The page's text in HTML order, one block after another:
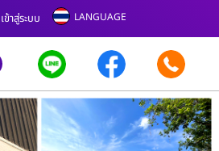
เข้าสู่ระบบ LANGUAGE